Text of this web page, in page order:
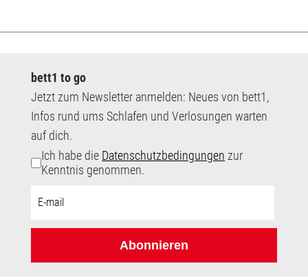
bett1 to go
Jetzt zum Newsletter anmelden: Neues von bett1,
Infos rund ums Schlafen und Verlosungen warten
auf dich.
Ich habe die Datenschutzbedingungen zur
Kenntnis genommen.
Mail-
Abonnieren